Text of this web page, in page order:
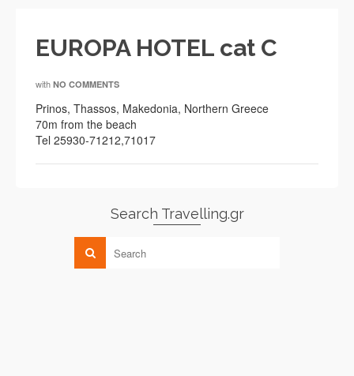
EUROPA HOTEL cat C
with NO COMMENTS
Prinos, Thassos, Makedonia, Northern Greece
70m from the beach
Tel 25930-71212,71017
Search Travelling.gr